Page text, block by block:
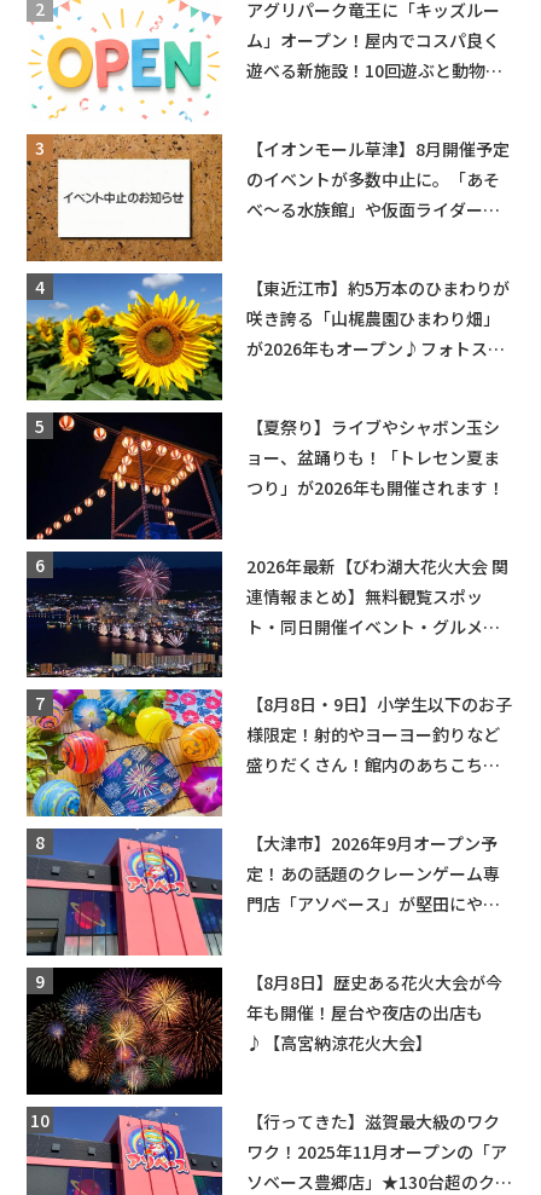
アグリパーク竜王に「キッズルー
ム」オープン！屋内でコスパ良く
遊べる新施設！10回遊ぶと動物触
【イオンモール草津】8月開催予定
のイベントが多数中止に。「あそ
べ〜る水族館」や仮面ライダーシ
【東近江市】約5万本のひまわりが
咲き誇る「山梶農園ひまわり畑」
が2026年もオープン♪フォトスポ
【夏祭り】ライブやシャボン玉シ
ョー、盆踊りも！「トレセン夏ま
つり」が2026年も開催されます！
2026年最新【びわ湖大花火大会 関
連情報まとめ】無料観覧スポッ
ト・同日開催イベント・グルメマ
【8月8日・9日】小学生以下のお子
様限定！射的やヨーヨー釣りなど
盛りだくさん！館内のあちこちに
【大津市】2026年9月オープン予
定！あの話題のクレーンゲーム専
門店「アソベース」が堅田にやっ
【8月8日】歴史ある花火大会が今
年も開催！屋台や夜店の出店も
♪【高宮納涼花火大会】
【行ってきた】滋賀最大級のワク
ワク！2025年11月オープンの「ア
ソベース豊郷店」★130台超のクレ